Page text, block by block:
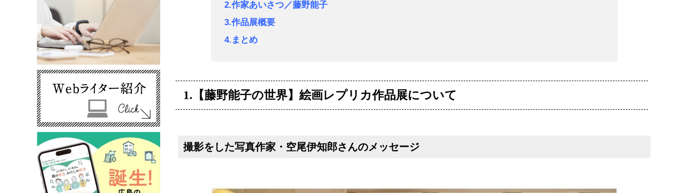
2.作家あいさつ／藤野能子
3.作品展概要
4.まとめ
1.【藤野能子の世界】絵画レプリカ作品展について
撮影をした写真作家・空尾伊知郎さんのメッセージ